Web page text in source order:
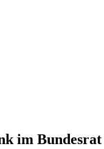
im Bundesrat